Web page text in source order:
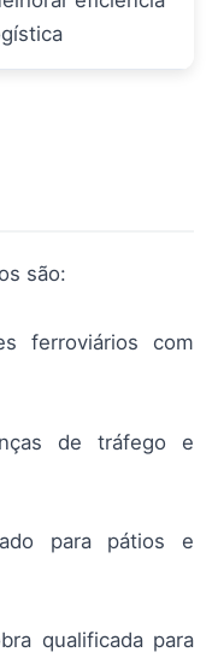
são:
ferroviários com
de tráfego e
para pátios e
qualificada para